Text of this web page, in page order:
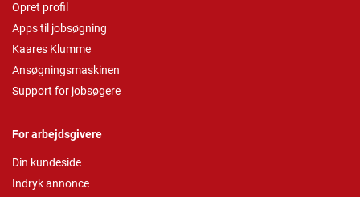
Opret profil
Apps til jobsøgning
Kaares Klumme
Ansøgningsmaskinen
Support for jobsøgere
For arbejdsgivere
Din kundeside
Indryk annonce